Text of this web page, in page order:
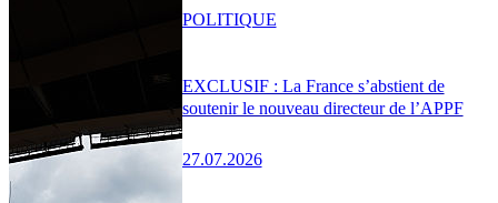
EXCLUSIF : La France s’abstient de
soutenir le nouveau directeur de l’APPF
27.07.2026
POLITIQUE